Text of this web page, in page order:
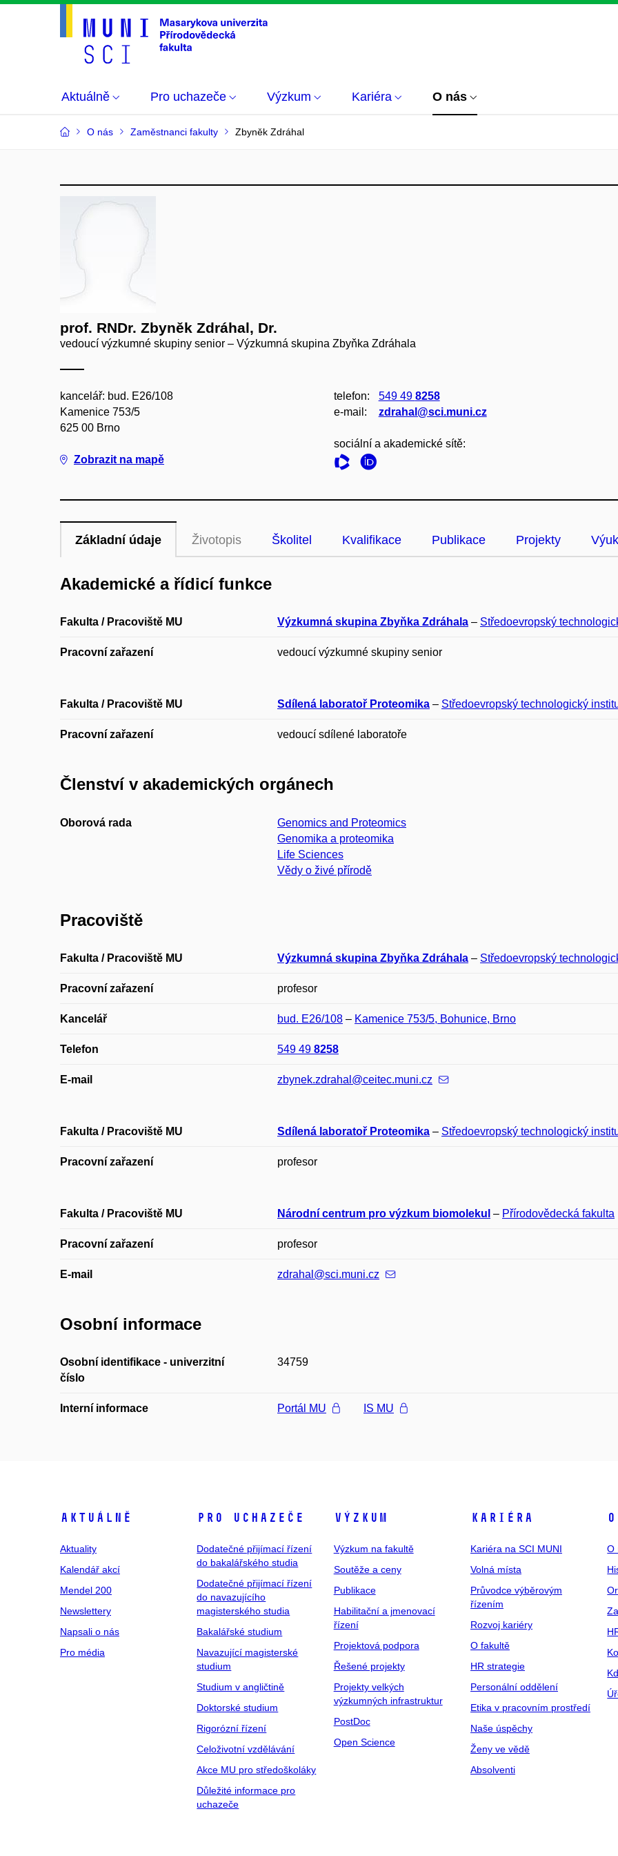
Aktuálně Pro uchazeče Výzkum Kariéra O nás
O nás Zaměstnanci fakulty Zbyněk Zdráhal
prof. RNDr. Zbyněk Zdráhal, Dr.
vedoucí výzkumné skupiny senior – Výzkumná skupina Zbyňka Zdráhala
kancelář: bud. E26/108
Kamenice 753/5
625 00 Brno
Zobrazit na mapě
telefon: 549 49 8258
e‑mail:
zdrahal@sci.muni.cz
sociální a akademické sítě:
Základní údaje Životopis Školitel Kvalifikace Publikace Projekty
Akademické a řídicí funkce
Fakulta / Pracoviště MU Výzkumná skupina Zbyňka Zdráhala – Středoevropský
Pracovní zařazení vedoucí výzkumné skupiny senior
Fakulta / Pracoviště MU Sdílená laboratoř Proteomika – Středoevropský technologický
Pracovní zařazení vedoucí sdílené laboratoře
Členství v akademických orgánech
Oborová rada
Genomics and Proteomics
Genomika a proteomika
Life Sciences
Vědy o živé přírodě
Pracoviště
Fakulta / Pracoviště MU Výzkumná skupina Zbyňka Zdráhala – Středoevropský
Pracovní zařazení profesor
Kancelář bud. E26/108 – Kamenice 753/5, Bohunice, Brno
Telefon 549 49 8258
E-mail zbynek.zdrahal@ceitec.muni.cz
Fakulta / Pracoviště MU Sdílená laboratoř Proteomika – Středoevropský technologický
Pracovní zařazení profesor
Fakulta / Pracoviště MU Národní centrum pro výzkum biomolekul – Přírodovědecká fakulta
Pracovní zařazení profesor
E-mail zdrahal@sci.muni.cz
Osobní informace
Osobní identifikace - univerzitní
číslo
34759
Interní informace Portál MU IS MU
Aktuálně
Aktuality
Kalendář akcí
Mendel 200
Newslettery
Napsali o nás
Pro média
Pro uchazeče
Dodatečné přijímací řízení
do bakalářského studia
Dodatečné přijímací řízení
do navazujícího
magisterského studia
Bakalářské studium
Navazující magisterské
studium
Studium v angličtině
Doktorské studium
Rigorózní řízení
Celoživotní vzdělávání
Akce MU pro středoškoláky
Důležité informace pro
uchazeče
Výzkum
Výzkum na fakultě
Soutěže a ceny
Publikace
Habilitační a jmenovací
řízení
Projektová podpora
Řešené projekty
Projekty velkých
výzkumných infrastruktur
PostDoc
Open Science
Kariéra
Kariéra na SCI MUNI
Volná místa
Průvodce výběrovým
řízením
Rozvoj kariéry
O fakultě
HR strategie
Personální oddělení
Etika v pracovním prostředí
Naše úspěchy
Ženy ve vědě
Absolventi
O